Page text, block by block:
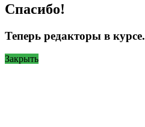
Спасибо!
Теперь редакторы в курсе.
Закрыть